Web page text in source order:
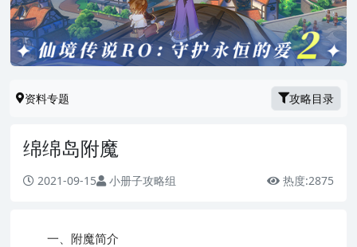
资料专题 攻略目录
绵绵岛附魔
2021-09-15 小册子攻略组 热度:2875
一、附魔简介